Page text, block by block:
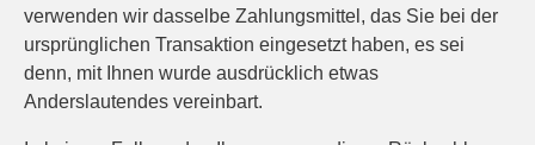
verwenden wir dasselbe Zahlungsmittel, das Sie bei der
ursprünglichen Transaktion eingesetzt haben, es sei
denn, mit Ihnen wurde ausdrücklich etwas
Anderslautendes vereinbart.